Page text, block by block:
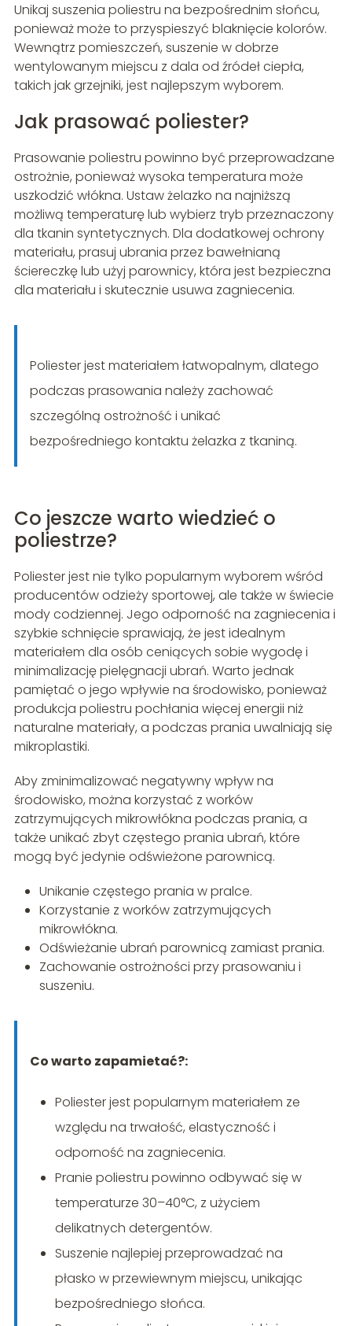
Unikaj suszenia poliestru na bezpośrednim słońcu,
ponieważ może to przyspieszyć blaknięcie kolorów.
Wewnątrz pomieszczeń, suszenie w dobrze
wentylowanym miejscu z dala od źródeł ciepła,
takich jak grzejniki, jest najlepszym wyborem.
Jak prasować poliester?
Prasowanie poliestru powinno być przeprowadzane
ostrożnie, ponieważ wysoka temperatura może
uszkodzić włókna. Ustaw żelazko na najniższą
możliwą temperaturę lub wybierz tryb przeznaczony
dla tkanin syntetycznych. Dla dodatkowej ochrony
materiału, prasuj ubrania przez bawełnianą
ściereczkę lub użyj parownicy, która jest bezpieczna
dla materiału i skutecznie usuwa zagniecenia.
Poliester jest materiałem łatwopalnym, dlatego
podczas prasowania należy zachować
szczególną ostrożność i unikać
bezpośredniego kontaktu żelazka z tkaniną.
Co jeszcze warto wiedzieć o
poliestrze?
Poliester jest nie tylko popularnym wyborem wśród
producentów odzieży sportowej, ale także w świecie
mody codziennej. Jego odporność na zagniecenia i
szybkie schnięcie sprawiają, że jest idealnym
materiałem dla osób ceniących sobie wygodę i
minimalizację pielęgnacji ubrań. Warto jednak
pamiętać o jego wpływie na środowisko, ponieważ
produkcja poliestru pochłania więcej energii niż
naturalne materiały, a podczas prania uwalniają się
mikroplastiki.
Aby zminimalizować negatywny wpływ na
środowisko, można korzystać z worków
zatrzymujących mikrowłókna podczas prania, a
także unikać zbyt częstego prania ubrań, które
mogą być jedynie odświeżone parownicą.
Unikanie częstego prania w pralce.
Korzystanie z worków zatrzymujących
mikrowłókna.
Odświeżanie ubrań parownicą zamiast prania.
Zachowanie ostrożności przy prasowaniu i
suszeniu.
Co warto zapamietać?:
Poliester jest popularnym materiałem ze
względu na trwałość, elastyczność i
odporność na zagniecenia.
Pranie poliestru powinno odbywać się w
temperaturze 30–40°C, z użyciem
delikatnych detergentów.
Suszenie najlepiej przeprowadzać na
płasko w przewiewnym miejscu, unikając
bezpośredniego słońca.